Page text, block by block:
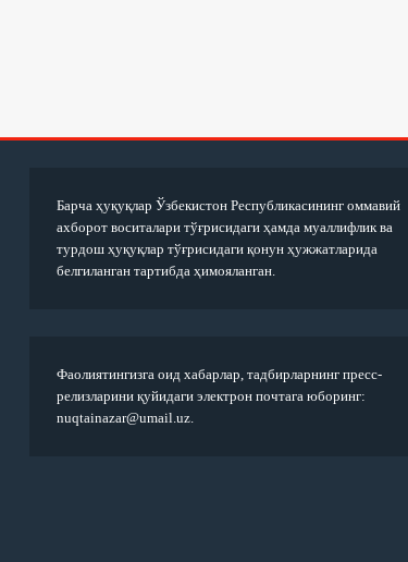
Барча ҳуқуқлар Ўзбекистон Республикасининг оммавий
ахборот воситалари тўғрисидаги ҳамда муаллифлик ва
турдош ҳуқуқлар тўғрисидаги қонун ҳужжатларида
белгиланган тартибда ҳимояланган.
Фаолиятингизга оид хабарлар, тадбирларнинг пресс-
релизларини қуйидаги электрон почтага юборинг:
nuqtainazar@umail.uz.